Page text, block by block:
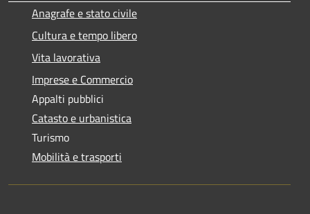
Anagrafe e stato civile
Cultura e tempo libero
Vita lavorativa
Imprese e Commercio
Appalti pubblici
Catasto e urbanistica
Turismo
Mobilità e trasporti